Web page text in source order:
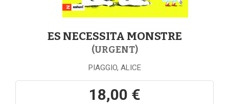
ES NECESSITA MONSTRE
(URGENT)
PIAGGIO, ALICE
18,00 €